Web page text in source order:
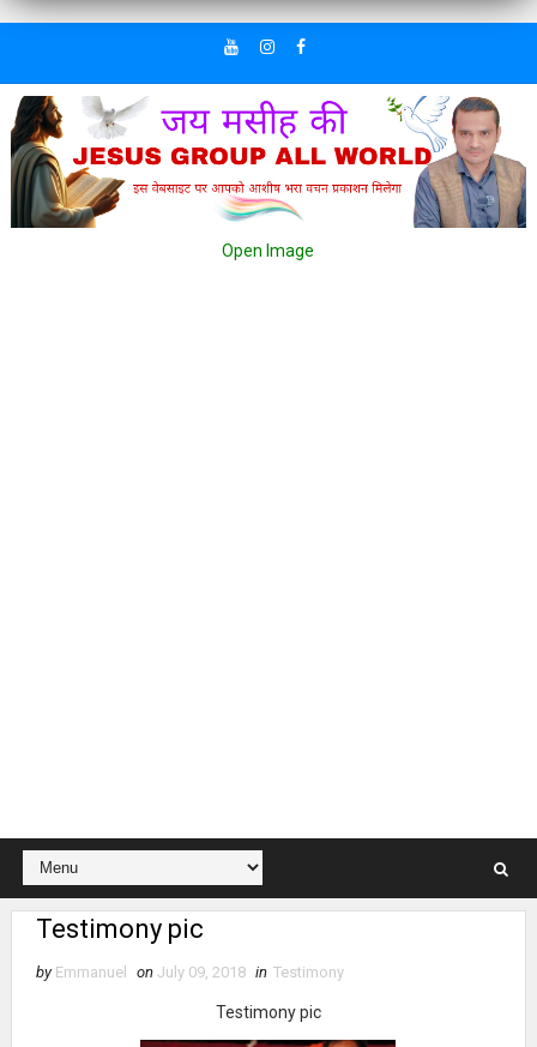
Open Image
Testimony pic
by Emmanuel on July 09, 2018 in Testimony
Testimony pic